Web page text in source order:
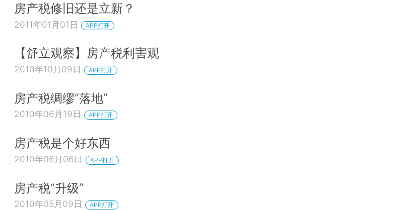
房产税修旧还是立新？
2011年01月01日 APP打开
【舒立观察】房产税利害观
2010年10月09日 APP打开
房产税绸缪“落地”
2010年06月19日 APP打开
房产税是个好东西
2010年06月06日 APP打开
房产税“升级”
2010年05月09日 APP打开